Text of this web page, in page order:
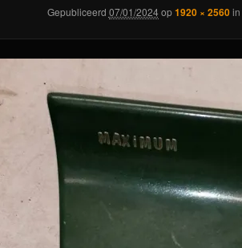
Gepubliceerd 07/01/2024op1920 × 2560in